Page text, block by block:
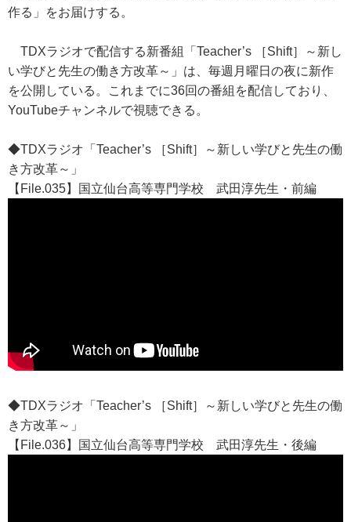
作る」をお届けする。
TDXラジオで配信する新番組「Teacher’s ［Shift］～新し
い学びと先生の働き方改革～」は、毎週月曜日の夜に新作
を公開している。これまでに36回の番組を配信しており、
YouTubeチャンネルで視聴できる。
◆TDXラジオ「Teacher’s ［Shift］～新しい学びと先生の働
き方改革～」
【File.035】国立仙台高等専門学校 武田淳先生・前編
◆TDXラジオ「Teacher’s ［Shift］～新しい学びと先生の働
き方改革～」
【File.036】国立仙台高等専門学校 武田淳先生・後編